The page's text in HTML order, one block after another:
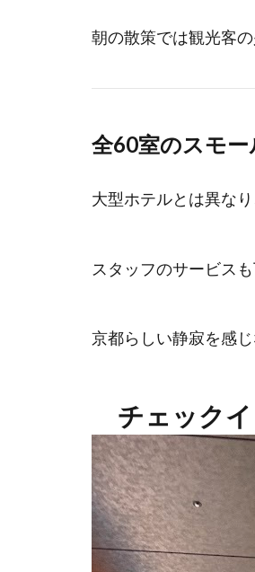
朝の散策では観光客
全60室のスモ
大型ホテルとは異な
スタッフのサービス
京都らしい静寂を感
チェックイ